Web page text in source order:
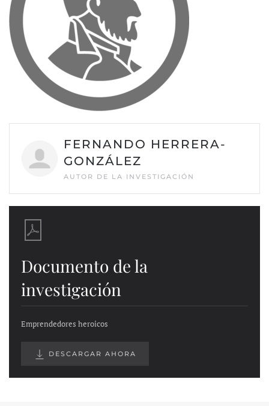
FERNANDO HERRERA-
GONZÁLEZ
AUTOR DE LA INVESTIGACIÓN
Documento de la
investigación
Emprendedores heroicos
DESCARGAR AHORA